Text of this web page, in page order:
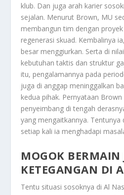
klub. Dan juga arah karier
sejalan. Menurut Brown, MU
membangun tim dengan
regenerasi skuad. Kembalinya
besar menggiurkan. Serta di
kebutuhan taktis dan struktur
itu, pengalamannya pada
juga di anggap meninggalkan
kedua pihak. Pernyataan
penyeimbang di tengah
yang mengaitkannya. Tentunya
setiap kali ia menghadapi
MOGOK BERMAIN
KETEGANGAN DI
Tentu situasi sosoknya di Al